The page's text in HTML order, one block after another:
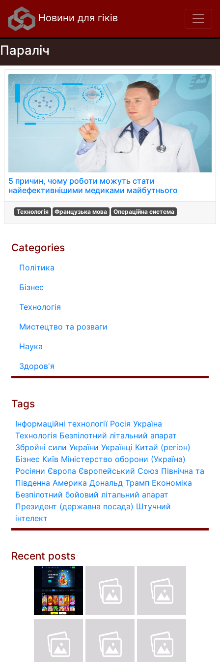
Новини для гіків
Параліч
5 причин, чому роботи можуть стати
найефективнішими медиками майбутнього
Технологія Французька мова Операційна система
Categories
Політика
Бізнес
Технологія
Мистецтво та розваги
Наука
Здоров'я
Tags
Інформаційні технології Росія Україна
Технологія Безпілотний літальний апарат
Збройні сили України Українці Китай (регіон)
Бізнес Київ Міністерство оборони (Україна)
Росіяни Європа Європейський Союз Північна та
Південна Америка Дональд Трамп Економіка
Безпілотний бойовий літальний апарат
Президент (державна посада) Штучний
інтелект
Recent posts